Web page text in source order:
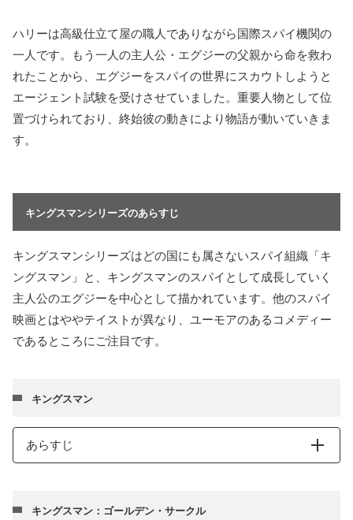
ハリーは高級仕立て屋の職人でありながら国際スパイ機関の
一人です。もう一人の主人公・エグジーの父親から命を救わ
れたことから、エグジーをスパイの世界にスカウトしようと
エージェント試験を受けさせていました。重要人物として位
置づけられており、終始彼の動きにより物語が動いていきま
す。
キングスマンシリーズのあらすじ
キングスマンシリーズはどの国にも属さないスパイ組織「キ
ングスマン」と、キングスマンのスパイとして成長していく
主人公のエグジーを中心として描かれています。他のスパイ
映画とはややテイストが異なり、ユーモアのあるコメディー
であるところにご注目です。
キングスマン
あらすじ
キングスマン：ゴールデン・サークル